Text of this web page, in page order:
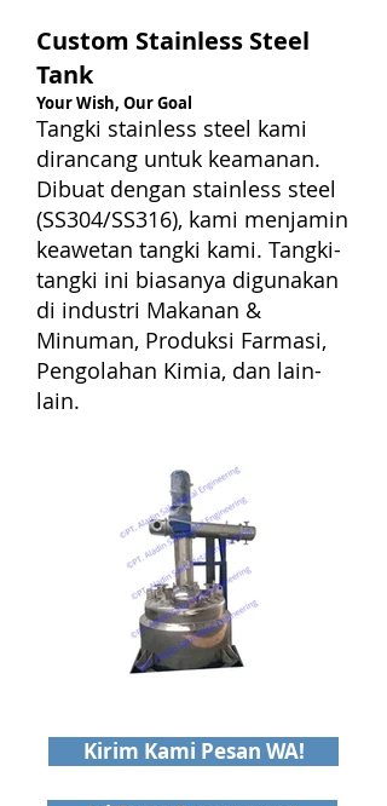
Custom Stainless Steel
Tank
Your Wish, Our Goal
Tangki stainless steel kami
dirancang untuk keamanan.
Dibuat dengan stainless steel
(SS304/SS316), kami menjamin
keawetan tangki kami. Tangki-
tangki ini biasanya digunakan
di industri Makanan &
Minuman, Produksi Farmasi,
Pengolahan Kimia, dan lain-
lain.
Kirim Kami Pesan WA!